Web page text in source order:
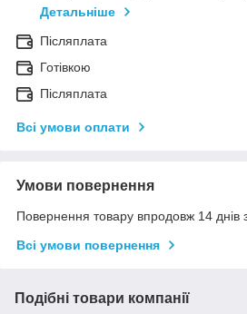
Детальніше
Післяплата
Готівкою
Післяплата
Всі умови оплати
Умови повернення
Повернення товару впродовж 14 днів
Всі умови повернення
Подібні товари компанії